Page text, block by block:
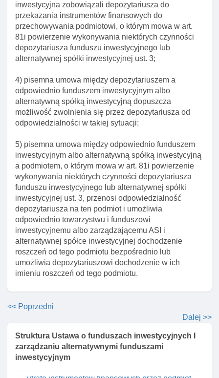
inwestycyjna zobowiązali depozytariusza do
przekazania instrumentów finansowych do
przechowywania podmiotowi, o którym mowa w art.
81i powierzenie wykonywania niektórych czynności
depozytariusza funduszu inwestycyjnego lub
alternatywnej spółki inwestycyjnej ust. 3;
4) pisemna umowa między depozytariuszem a
odpowiednio funduszem inwestycyjnym albo
alternatywną spółką inwestycyjną dopuszcza
możliwość zwolnienia się przez depozytariusza od
odpowiedzialności w takiej sytuacji;
5) pisemna umowa między odpowiednio funduszem
inwestycyjnym albo alternatywną spółką inwestycyjną
a podmiotem, o którym mowa w art. 81i powierzenie
wykonywania niektórych czynności depozytariusza
funduszu inwestycyjnego lub alternatywnej spółki
inwestycyjnej ust. 3, przenosi odpowiedzialność
depozytariusza na ten podmiot i umożliwia
odpowiednio towarzystwu i funduszowi
inwestycyjnemu albo zarządzającemu ASI i
alternatywnej spółce inwestycyjnej dochodzenie
roszczeń od tego podmiotu bezpośrednio lub
umożliwia depozytariuszowi dochodzenie w ich
imieniu roszczeń od tego podmiotu.
<< Poprzedni
Dalej >>
Struktura Ustawa o funduszach inwestycyjnych I
zarządzaniu alternatywnymi funduszami
inwestycyjnym
Art. 81a. Umowa o współpracy I wymianie
informacji
Rozdział 2. Depozytariusz alternatywnej spółki
inwestycyjnej
Art. 81b. Umowa o wykonywanie funkcji
Art. 81c. Obowiązki wykonującego funkcję
depozytariusza alternatywnej spółki inwestycyjnej
Art. 81d. Obowiązek wytoczenia powództwa przez
depozytariusza na rzecz klientów detalicznych
Art. 81e. Zapisywanie aktywów alternatywnej
spółki inwestycyjnej
Art. 81f. Elementy umowy o wykonywanie funkcji
depozytariusza alternatywnej spółki inwestycyjnej
Art. 81g. Odpowiedzialność depozytariusza
alternatywnej spółki inwestycyjnej
Art. 81h. Zawiadomienie o wypowiedzeniu umowy
o wykonywanie funkcji depozytariusza
alternatywnej spółki inwestycyjnej
Rozdział 3.Powierzenie wykonywania obowiązków
depozytariusza
Art. 81i. Powierzenie wykonywania niektórych
czynnośCI depozytariusza funduszu
Art. 81j. Przekazywanie wykonywania czynnośCI
powierzonych przez depozytariusza